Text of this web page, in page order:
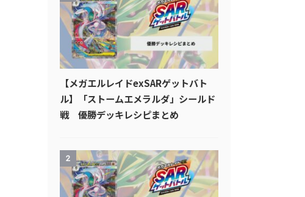
【メガエルレイドexSARゲットバト
ル】「ストームエメラルダ」シールド
戦 優勝デッキレシピまとめ
2